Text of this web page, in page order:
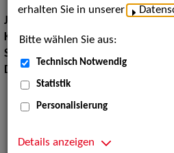
Jahrgang:
Körpergröße:160 cm
Sprachen:
Dialekte:
Hamburgisch, Sächsisch
erhalten Sie in unserer
Bitte wählen Sie aus:
Technisch Notwendig
Statistik
Personalisierung
Details anzeigen